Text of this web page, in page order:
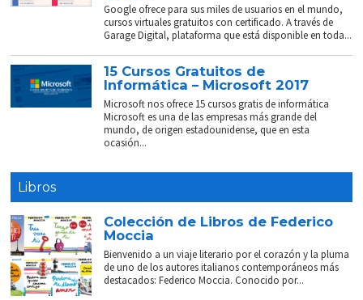
Google ofrece para sus miles de usuarios en el mundo,
cursos virtuales gratuitos con certificado. A través de
Garage Digital, plataforma que está disponible en toda...
15 Cursos Gratuitos de
Informática – Microsoft 2017
Microsoft nos ofrece 15 cursos gratis de informática
Microsoft es una de las empresas más grande del
mundo, de origen estadounidense, que en esta
ocasión...
Libros
Colección de Libros de Federico
Moccia
Bienvenido a un viaje literario por el corazón y la pluma
de uno de los autores italianos contemporáneos más
destacados: Federico Moccia. Conocido por...